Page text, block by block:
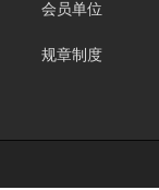
会员单位
规章制度